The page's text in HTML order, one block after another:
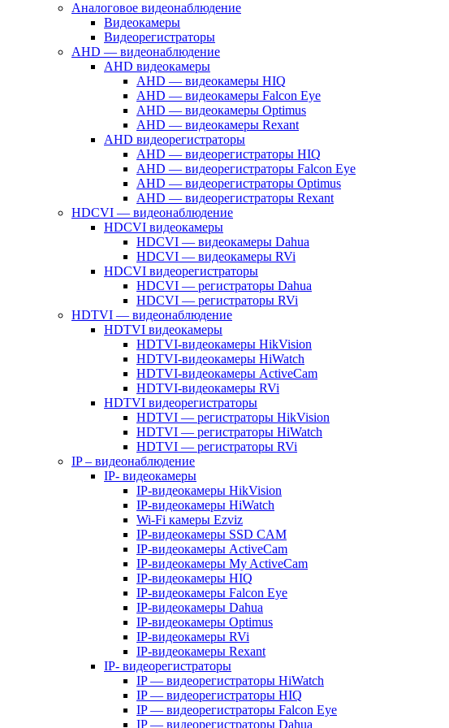
Аналоговое видеонаблюдение
Видеокамеры
Видеорегистраторы
AHD — видеонаблюдение
AHD видеокамеры
AHD — видеокамеры HIQ
AHD — видеокамеры Falcon Eye
AHD — видеокамеры Optimus
AHD — видеокамеры Rexant
AHD видеорегистраторы
AHD — видеорегистраторы HIQ
AHD — видеорегистраторы Falcon Eye
AHD — видеорегистраторы Optimus
AHD — видеорегистраторы Rexant
HDCVI — видеонаблюдение
HDCVI видеокамеры
HDCVI — видеокамеры Dahua
HDCVI — видеокамеры RVi
HDCVI видеорегистраторы
HDCVI — регистраторы Dahua
HDCVI — регистраторы RVi
HDTVI — видеонаблюдение
HDTVI видеокамеры
HDTVI-видеокамеры HikVision
HDTVI-видеокамеры HiWatch
HDTVI-видеокамеры ActiveCam
HDTVI-видеокамеры RVi
HDTVI видеорегистраторы
HDTVI — регистраторы HikVision
HDTVI — регистраторы HiWatch
HDTVI — регистраторы RVi
IP – видеонаблюдение
IP- видеокамеры
IP-видеокамеры HikVision
IP-видеокамеры HiWatch
Wi-Fi камеры Ezviz
IP-видеокамеры SSD CAM
IP-видеокамеры ActiveCam
IP-видеокамеры My ActiveCam
IP-видеокамеры HIQ
IP-видеокамеры Falcon Eye
IP-видеокамеры Dahua
IP-видеокамеры Optimus
IP-видеокамеры RVi
IP-видеокамеры Rexant
IP- видеорегистраторы
IP — видеорегистраторы HiWatch
IP — видеорегистраторы HIQ
IP — видеорегистраторы Falcon Eye
IP — видеорегистраторы Dahua